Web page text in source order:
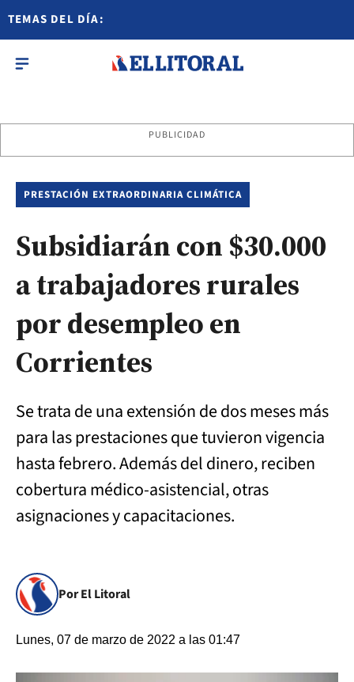
TEMAS DEL DÍA:
PUBLICIDAD
PRESTACIÓN EXTRAORDINARIA CLIMÁTICA
Subsidiarán con $30.000
a trabajadores rurales
por desempleo en
Corrientes
Se trata de una extensión de dos meses más
para las prestaciones que tuvieron vigencia
hasta febrero. Además del dinero, reciben
cobertura médico-asistencial, otras
asignaciones y capacitaciones.
Por El Litoral
Lunes, 07 de marzo de 2022 a las 01:47